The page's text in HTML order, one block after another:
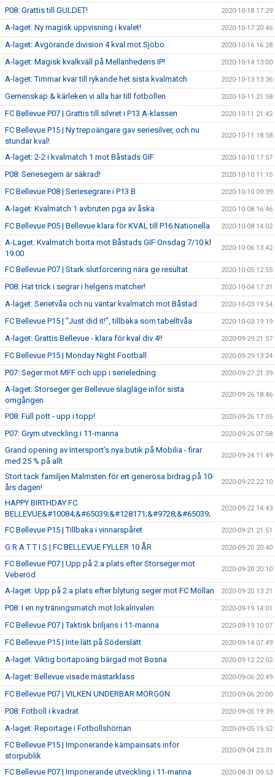
P08: Grattis till GULDET! 2020-10-18 17:29
A-laget: Ny magisk uppvisning i kvalet! 2020-10-17 20:46
A-laget: Avgörande division 4 kval mot Sjöbo 2020-10-16 16:28
A-laget: Magisk kvalkväll på Mellanhedens IP! 2020-10-14 13:00
A-laget: Timmar kvar till rykande het sista kvalmatch 2020-10-13 13:36
Gemenskap & kärleken vi alla har till fotbollen 2020-10-11 21:58
FC Bellevue P07 | Grattis till silvret i P13 A-klassen 2020-10-11 21:42
FC Bellevue P15 | Ny trepoängare gav seriesilver, och nu
stundar kval!
2020-10-11 18:58
A-laget: 2-2 i kvalmatch 1 mot Båstads GIF 2020-10-10 17:57
P08: Seriesegern är säkrad! 2020-10-10 11:15
FC Bellevue P08 | Seriesegrare i P13 B 2020-10-10 09:39
A-laget: Kvalmatch 1 avbruten pga av åska 2020-10-08 16:46
FC Bellevue P05 | Bellevue klara för KVAL till P16 Nationella 2020-10-08 14:02
A-Laget: Kvalmatch borta mot Båstads GIF Onsdag 7/10 kl
19:00
2020-10-06 13:42
FC Bellevue P07 | Stark slutforcering nära ge resultat 2020-10-05 12:55
P08: Hat trick i segrar i helgens matcher! 2020-10-04 17:31
A-laget: Serietvåa och nu väntar kvalmatch mot Båstad 2020-10-03 19:54
FC Bellevue P15 | ”Just did it!”, tillbaka som tabelltvåa 2020-10-03 19:19
A-laget: Grattis Bellevue - klara för kval div 4!! 2020-09-29 21:57
FC Bellevue P15 | Monday Night Football 2020-09-29 13:24
P07: Seger mot MFF och upp i serieledning 2020-09-27 21:39
A-laget: Storseger ger Bellevue slagläge inför sista
omgången
2020-09-26 18:46
P08: Full pott - upp i topp! 2020-09-26 17:05
P07: Grym utveckling i 11-manna 2020-09-26 07:58
Grand opening av Intersport’s nya butik på Mobilia - firar
med 25 % på allt
2020-09-24 11:49
Stort tack familjen Malmsten för ert generösa bidrag på 10-
års dagen!
2020-09-22 22:10
HAPPY BIRTHDAY FC
BELLEVUE&#10084;&#65039;&#128171;&#9728;&#65039;
2020-09-22 14:43
FC Bellevue P15 | Tillbaka i vinnarspåret 2020-09-21 21:51
G R A T T I S | FC BELLEVUE FYLLER 10 ÅR 2020-09-20 20:40
FC Bellevue P07 | Upp på 2:a plats efter Storseger mot
Veberöd
2020-09-20 20:10
A-laget: Upp på 2:a plats efter blytung seger mot FC Möllan 2020-09-20 13:21
P08: I en ny träningsmatch mot lokalrivalen 2020-09-19 14:01
FC Bellevue P07 | Taktisk briljans i 11-manna 2020-09-19 10:07
FC Bellevue P15 | Inte lätt på Söderslätt 2020-09-14 07:49
A-laget: Viktig bortapoäng bärgad mot Bosna 2020-09-12 22:02
A-laget: Bellevue visade mästarklass 2020-09-06 20:49
FC Bellevue P07 | VILKEN UNDERBAR MORGON 2020-09-06 20:00
P08: Fotboll i kvadrat 2020-09-05 19:39
A-laget: Reportage i Fotbollshörnan 2020-09-05 15:52
FC Bellevue P15 | Imponerande kämpainsats inför
storpublik
2020-09-04 23:31
FC Bellevue P07 | Imponerande utveckling i 11-manna 2020-08-31 09:53